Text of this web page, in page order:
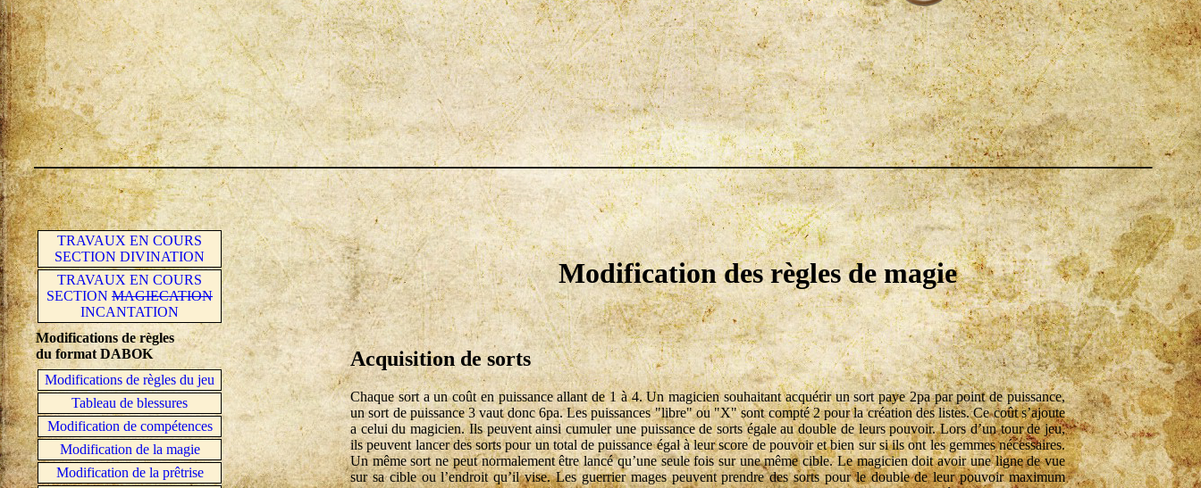
TRAVAUX EN COURS
SECTION DIVINATION
TRAVAUX EN COURS
SECTION MAGIECATION
INCANTATION
Modifications de règles
du format DABOK
Modifications de règles du jeu
Tableau de blessures
Modification de compétences
Modification de la magie
Modification de la prêtrise
Modification des règles de magie
Acquisition de sorts
Chaque sort a un coût en puissance allant de 1 à 4. Un magicien souhaitant acquérir un sort paye 2pa par point de puissance,
un sort de puissance 3 vaut donc 6pa. Les puissances "libre" ou "X" sont compté 2 pour la création des listes. Ce coût s’ajoute
a celui du magicien. Ils peuvent ainsi cumuler une puissance de sorts égale au double de leurs pouvoir. Lors d’un tour de jeu,
ils peuvent lancer des sorts pour un total de puissance égal à leur score de pouvoir et bien sur si ils ont les gemmes nécessaires.
Un même sort ne peut normalement être lancé qu’une seule fois sur une même cible. Le magicien doit avoir une ligne de vue
sur sa cible ou l’endroit qu’il vise. Les guerrier mages peuvent prendre des sorts pour le double de leur pouvoir maximum